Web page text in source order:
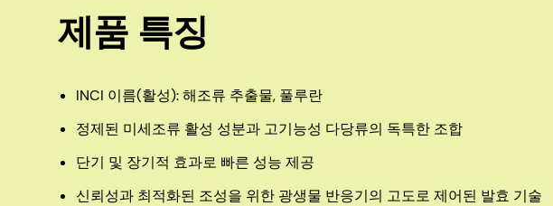
제품 특징
INCI 이름(활성): 해조류 추출물, 풀루란
정제된 미세조류 활성 성분과 고기능성 다당류의 독특한 조합
단기 및 장기적 효과로 빠른 성능 제공
신뢰성과 최적화된 조성을 위한 광생물 반응기의 고도로 제어된 발효 기술